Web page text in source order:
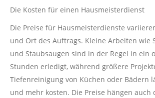
Die Kosten für einen Hausmeisterdienst
Die Preise für Hausmeisterdienste
und Ort des Auftrags. Kleine Arbeiten wie
und Staubsaugen sind in der Regel in ein
Stunden erledigt, während größere
Tiefenreinigung von Küchen oder Bädern
und mehr kosten. Die Preise hängen auch